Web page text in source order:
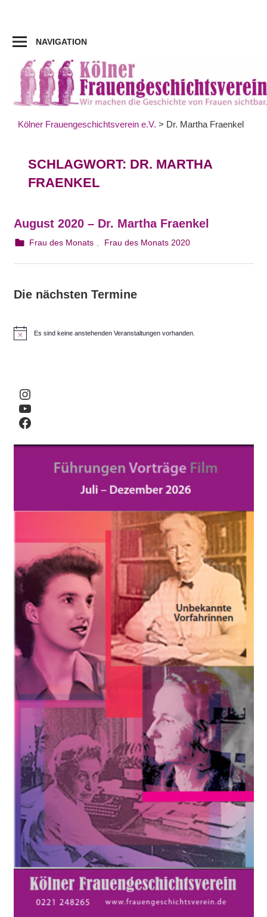
springen
NAVIGATION
Kölner Frauengeschichtsverein e.V. > Dr. Martha Fraenkel
SCHLAGWORT: DR. MARTHA
FRAENKEL
August 2020 – Dr. Martha Fraenkel
1. August 2020
webmam
Frau des Monats Frau des Monats 2020
Die nächsten Termine
Es sind keine anstehenden Veranstaltungen vorhanden.
Instagram
YouTube
Facebook